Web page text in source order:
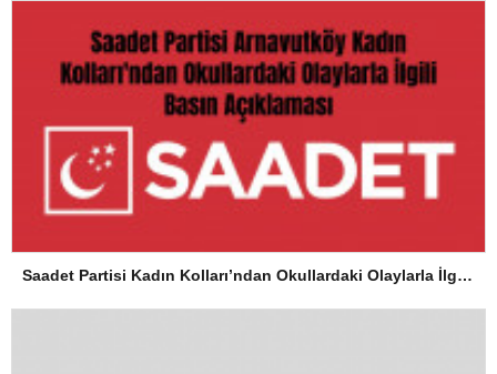
Saadet Partisi Kadın Kolları’ndan Okullardaki Olaylarla İlgili Basın Açıklaması